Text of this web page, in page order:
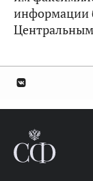
информации